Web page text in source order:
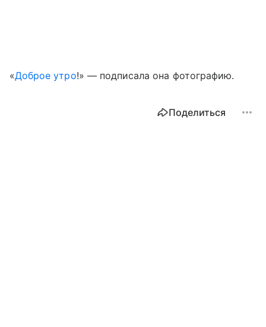
«Доброе утро!» — подписала она фотографию.
Поделиться